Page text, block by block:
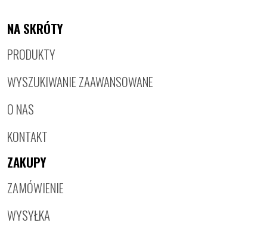
NA SKRÓTY
PRODUKTY
WYSZUKIWANIE ZAAWANSOWANE
O NAS
KONTAKT
ZAKUPY
ZAMÓWIENIE
WYSYŁKA